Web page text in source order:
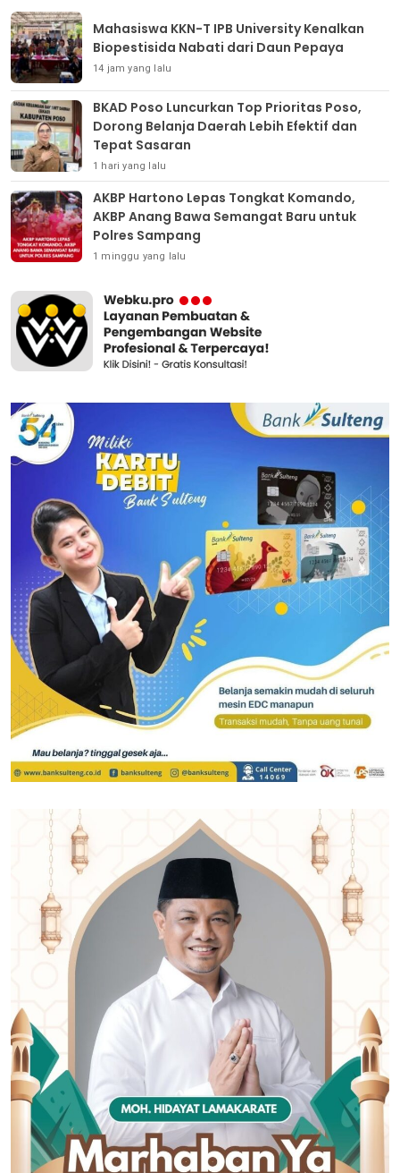
Mahasiswa KKN-T IPB University Kenalkan
Biopestisida Nabati dari Daun Pepaya
14 jam yang lalu
BKAD Poso Luncurkan Top Prioritas Poso,
Dorong Belanja Daerah Lebih Efektif dan
Tepat Sasaran
1 hari yang lalu
AKBP Hartono Lepas Tongkat Komando,
AKBP Anang Bawa Semangat Baru untuk
Polres Sampang
1 minggu yang lalu